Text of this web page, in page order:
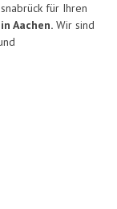
für Ihren
Aachen. Wir sind